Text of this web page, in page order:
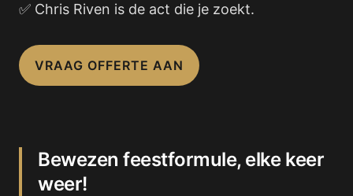
✅ Chris Riven is de act die je zoekt.
VRAAG OFFERTE AAN
Bewezen feestformule, elke keer
weer!